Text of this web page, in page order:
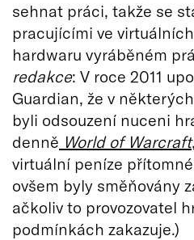
sehnat práci, takže se
pracujícími ve
hardwaru vyráběném
redakce: V roce 2011
Guardian, že v
byli odsouzení nuceni
denně World of Warcraft
virtuální peníze
ovšem byly směňovány
ačkoliv to provozovatel
podmínkách zakazuje.)